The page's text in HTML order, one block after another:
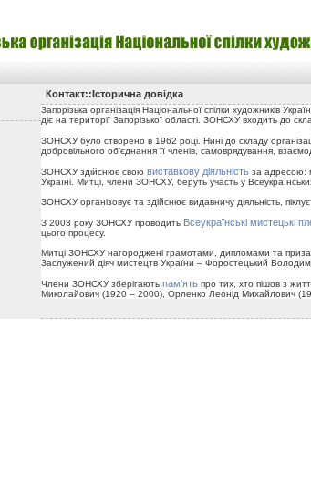
Контакт::Історична довідка
Запорізька організація Національної спілки художників
діє на території Запорізької області. ЗОНСХУ входить до
ЗОНСХУ було створено в 1962 році. Нині до складу
добровільного об’єднання її членів, самоврядування,
ЗОНСХУ здійснює свою виставкову діяльність за адресою:
Україні. Митці, члени ЗОНСХУ, беруть участь у
ЗОНСХУ організовує та здійснює видавничу діяльність,
З 2003 року ЗОНСХУ проводить Всеукраїнські мистецькі
цього процесу.
Митці ЗОНСХУ нагороджені грамотами, дипломами та
Заслужений діяч мистецтв України – Форостецький
Члени ЗОНСХУ зберігають пам'ять про тих, хто пішов з
Миколайович (1920 – 2000), Орленко Леонід Михайлович